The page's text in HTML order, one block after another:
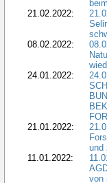
21.02.2022:
08.02.2022:
24.01.2022:
21.01.2022:
und
11.01.2022:
von